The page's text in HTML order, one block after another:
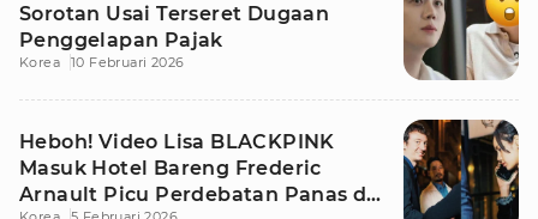
Sorotan Usai Terseret Dugaan
Penggelapan Pajak
Korea 10 Februari 2026
Heboh! Video Lisa BLACKPINK
Masuk Hotel Bareng Frederic
Arnault Picu Perdebatan Panas di